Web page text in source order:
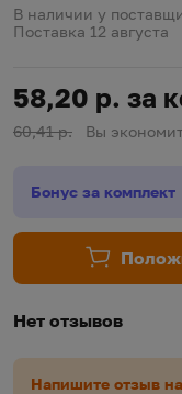
В наличии у
Поставка 12 августа
58,20 р. за
60,41 р. Вы
Бонус за комплект
Нет отзывов
Напишите отзыв